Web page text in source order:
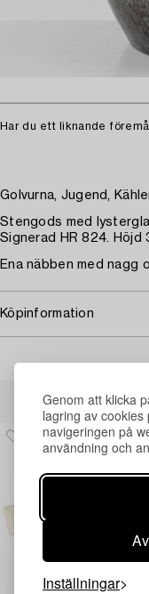
Genom att klicka
lagring av
navigeringen på
användning och
Inställningar
Har du ett liknande
Golvurna, Jugend,
Stengods med
Signerad HR 824. Höjd
Ena näbben med nagg
Köpinformation